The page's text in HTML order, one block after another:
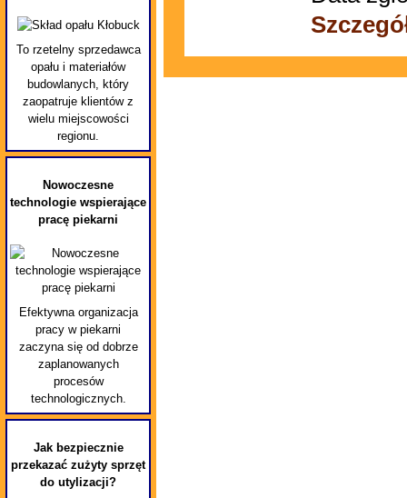
To rzetelny sprzedawca
opału i materiałów
budowlanych, który
zaopatruje klientów z
wielu miejscowości
regionu.
Nowoczesne
technologie wspierające
pracę piekarni
Efektywna organizacja
pracy w piekarni
zaczyna się od dobrze
zaplanowanych
procesów
technologicznych.
Jak bezpiecznie
przekazać zużyty sprzęt
do utylizacji?